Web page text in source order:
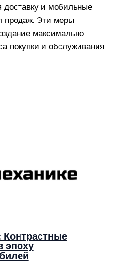
доставку и мобильные
продаж. Эти меры
максимально
покупки и обслуживания
Контрастные
эпоху